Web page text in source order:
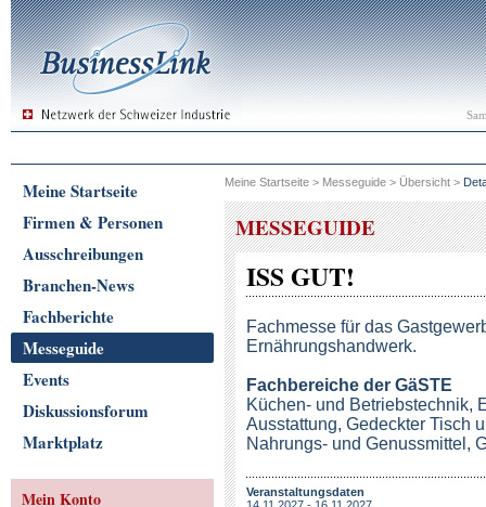
Meine Startseite
Firmen & Personen
Ausschreibungen
Branchen-News
Fachberichte
Messeguide
Events
Diskussionsforum
Marktplatz
Mein Konto
Meine Startseite > Messeguide > Übersicht >
MESSEGUIDE
ISS GUT!
Fachmesse für das
Ernährungshandwerk.
Fachbereiche der GäSTE
Küchen- und Betriebstechnik,
Ausstattung, Gedeckter Tisch
Nahrungs- und Genussmittel,
Veranstaltungsdaten